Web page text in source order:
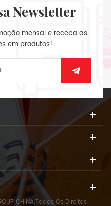
Newsletter
mensal e receba as
em produtos!
CHINA.Todos Os Direitos